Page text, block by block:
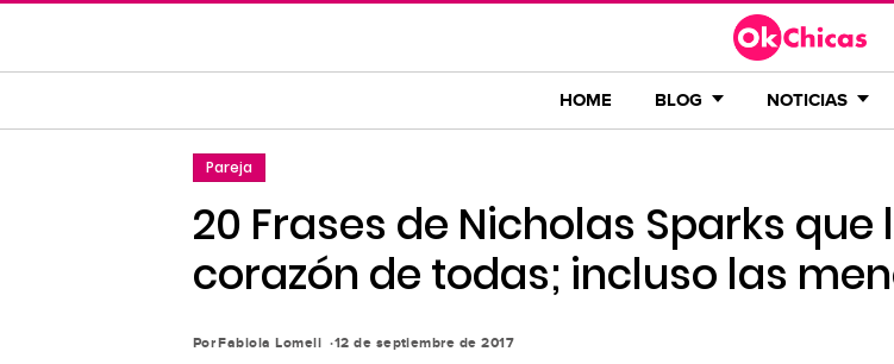
contenido
HOME BLOG NOTICIAS
Pareja
20 Frases de Nicholas Sparks
corazón de todas; incluso las
PorFabiola Lomeli 12 de septiembre de 2017